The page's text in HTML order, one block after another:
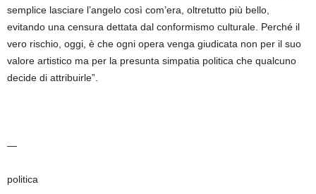
semplice lasciare l’angelo così com’era, oltretutto più bello,
evitando una censura dettata dal conformismo culturale. Perché il
vero rischio, oggi, è che ogni opera venga giudicata non per il suo
valore artistico ma per la presunta simpatia politica che qualcuno
decide di attribuirle”.
—
politica